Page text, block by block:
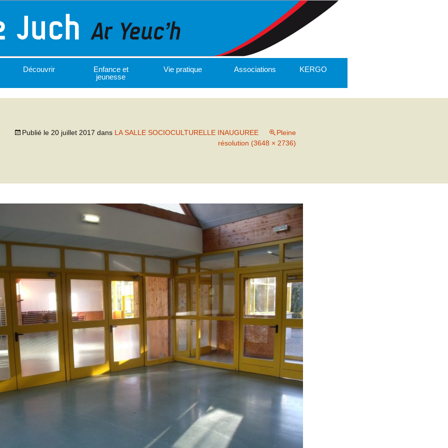
Découvrir
Enfance et
jeunesse
Vie pratique Associations KERGO
Publié le 20 juillet 2017 dans LA SALLE SOCIOCULTURELLE INAUGUREE
Pleine
résolution (3648 × 2736)